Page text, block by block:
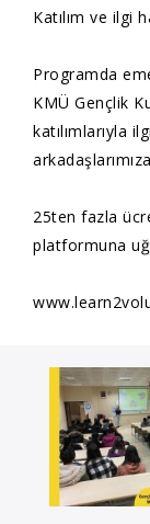
Katılım ve ilgi
Programda
KMÜ Gençlik
katılımlarıyla
25ten fazla
platformuna